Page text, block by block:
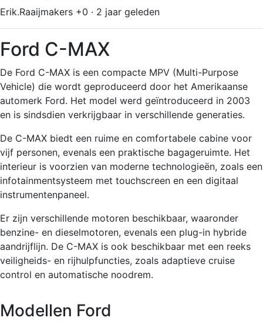
Erik.Raaijmakers +0 · 2 jaar geleden
Ford C-MAX
De Ford C-MAX is een compacte MPV (Multi-Purpose
Vehicle) die wordt geproduceerd door het Amerikaanse
automerk Ford. Het model werd geïntroduceerd in 2003
en is sindsdien verkrijgbaar in verschillende generaties.
De C-MAX biedt een ruime en comfortabele cabine voor
vijf personen, evenals een praktische bagageruimte. Het
interieur is voorzien van moderne technologieën, zoals een
infotainmentsysteem met touchscreen en een digitaal
instrumentenpaneel.
Er zijn verschillende motoren beschikbaar, waaronder
benzine- en dieselmotoren, evenals een plug-in hybride
aandrijflijn. De C-MAX is ook beschikbaar met een reeks
veiligheids- en rijhulpfuncties, zoals adaptieve cruise
control en automatische noodrem.
Modellen Ford